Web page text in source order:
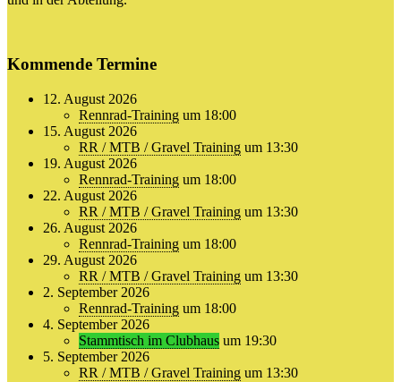
Kommende Termine
12. August 2026
Rennrad-Training um 18:00
15. August 2026
RR / MTB / Gravel Training um 13:30
19. August 2026
Rennrad-Training um 18:00
22. August 2026
RR / MTB / Gravel Training um 13:30
26. August 2026
Rennrad-Training um 18:00
29. August 2026
RR / MTB / Gravel Training um 13:30
2. September 2026
Rennrad-Training um 18:00
4. September 2026
Stammtisch im Clubhaus um 19:30
5. September 2026
RR / MTB / Gravel Training um 13:30